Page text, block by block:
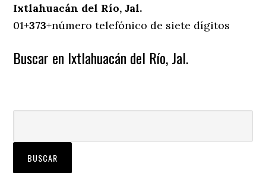
Ixtlahuacán del Río, Jal.
01+373+número telefónico de siete dígitos
Buscar en Ixtlahuacán del Río, Jal.